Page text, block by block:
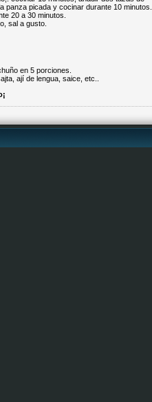
panza picada y cocinar durante 10 minutos.
20 a 30 minutos.
sal a gusto.
en 5 porciones.
ají de lengua, saice, etc..